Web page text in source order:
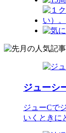
ジューシ
ジューCで
いくときに